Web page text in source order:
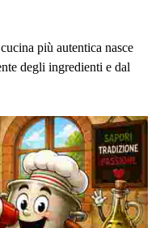
più autentica nasce
degli ingredienti e dal